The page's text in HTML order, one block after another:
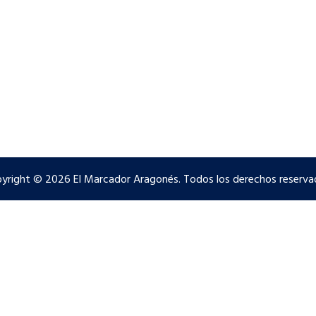
© 2026 El Marcador Aragonés. Todos los derechos